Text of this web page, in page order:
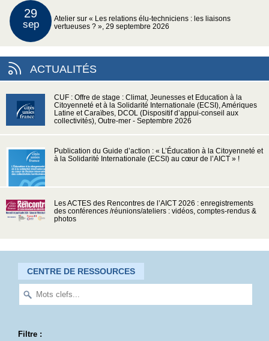
29
sep
Atelier sur « Les relations élu-techniciens : les liaisons
vertueuses ? », 29 septembre 2026
ACTUALITÉS
CUF : Offre de stage : Climat, Jeunesses et Education à la
Citoyenneté et à la Solidarité Internationale (ECSI), Amériques
Latine et Caraïbes, DCOL (Dispositif d’appui-conseil aux
collectivités), Outre-mer - Septembre 2026
Publication du Guide d’action : « L’Éducation à la Citoyenneté et
à la Solidarité Internationale (ECSI) au cœur de l’AICT » !
Les ACTES des Rencontres de l’AICT 2026 : enregistrements
des conférences /réunions/ateliers : vidéos, comptes-rendus &
photos
CENTRE DE RESSOURCES
Filtre :